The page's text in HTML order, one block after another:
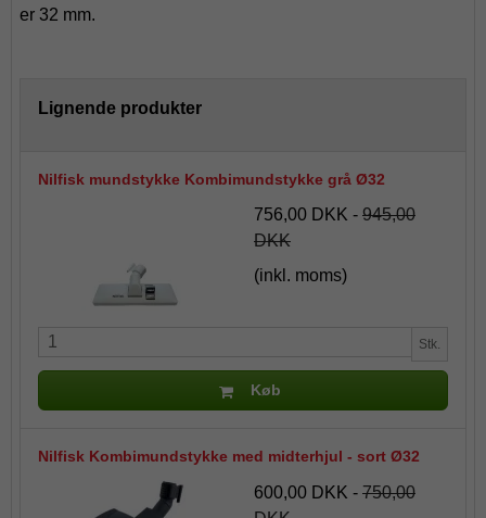
er 32 mm.
Lignende produkter
Nilfisk mundstykke Kombimundstykke grå Ø32
756,00 DKK - 945,00
DKK
(inkl. moms)
Stk.
Køb
Nilfisk Kombimundstykke med midterhjul - sort Ø32
600,00 DKK - 750,00